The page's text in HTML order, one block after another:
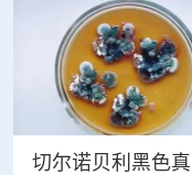
切尔诺贝利黑色